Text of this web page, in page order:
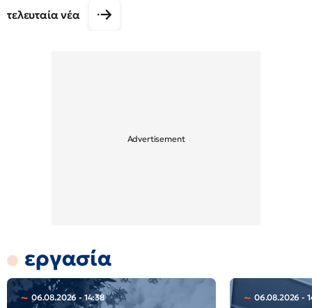
τελευταία νέα
εργασία
06.08.2026 - 14:38 06.08.2026 -